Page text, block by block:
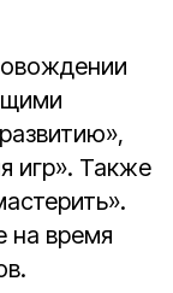
игр». Также
на время